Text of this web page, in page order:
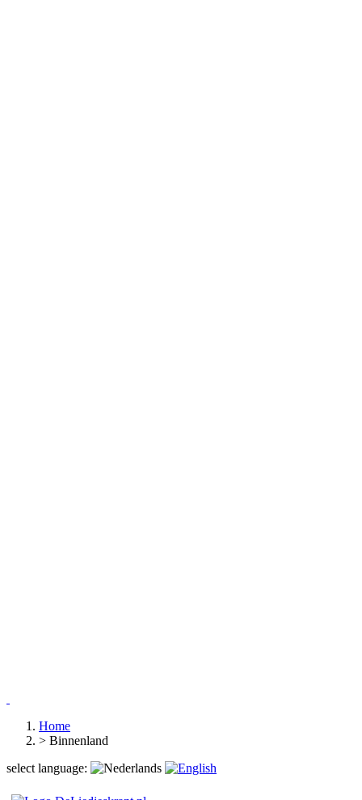
Home
> Binnenland
select language: